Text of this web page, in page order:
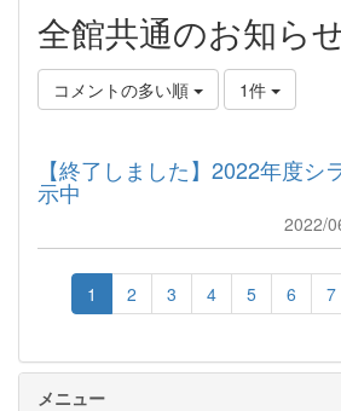
全館共通のお知ら
コメントの多い順 1件
【終了しました】2022年度シ
示中
2022/
1 2 3 4 5 6 7
メニュー